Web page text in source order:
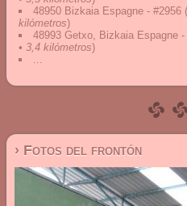
48950 Bizkaia Espagne - #2956 (
kilómetros)
48993 Getxo, Bizkaia Espagne -
• 3,4 kilómetros)
...
› Fotos del frontón